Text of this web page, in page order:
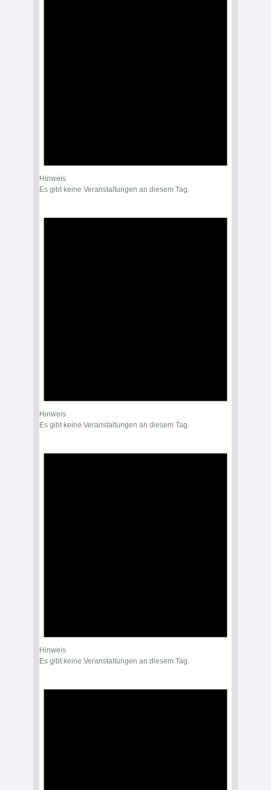
Hinweis
Es gibt keine Veranstaltungen an diesem Tag.
Hinweis
Es gibt keine Veranstaltungen an diesem Tag.
Hinweis
Es gibt keine Veranstaltungen an diesem Tag.